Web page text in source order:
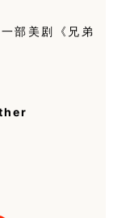
部美剧《兄弟